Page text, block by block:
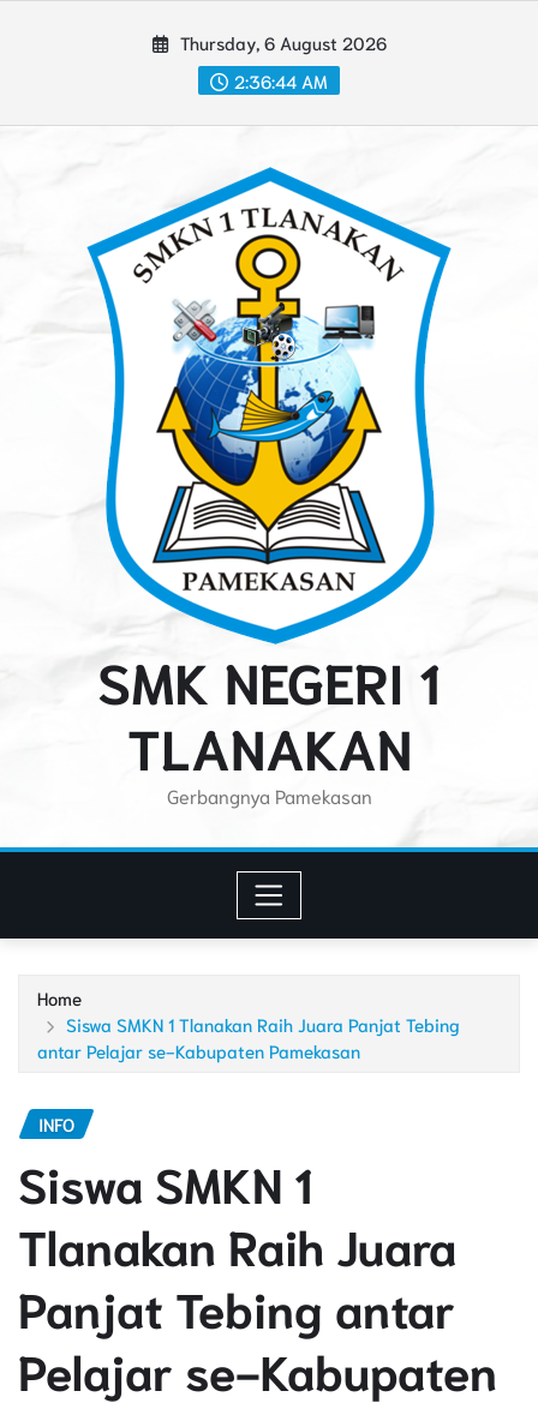
Thursday, 6 August 2026
2:36:46 AM
SMK NEGERI 1
TLANAKAN
Gerbangnya Pamekasan
Home
Siswa SMKN 1 Tlanakan Raih Juara Panjat Tebing
antar Pelajar se-Kabupaten Pamekasan
INFO
Siswa SMKN 1
Tlanakan Raih Juara
Panjat Tebing antar
Pelajar se-Kabupaten